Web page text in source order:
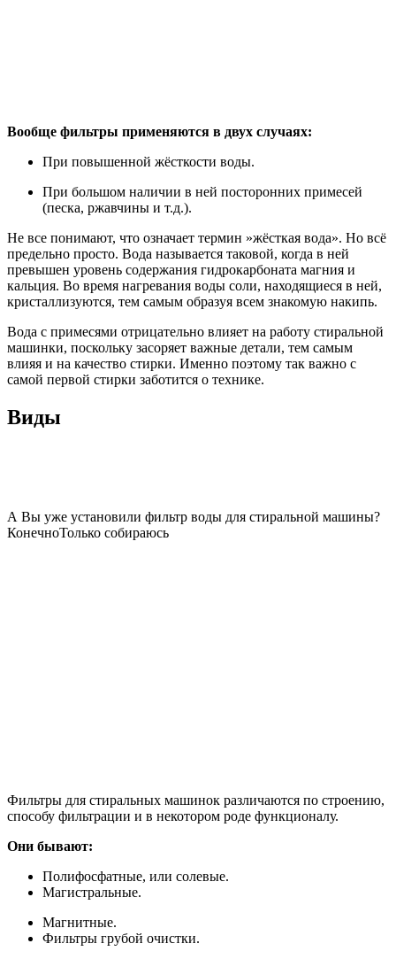
Вообще фильтры применяются в двух случаях:
При повышенной жёсткости воды.
При большом наличии в ней посторонних примесей
(песка, ржавчины и т.д.).
Не все понимают, что означает термин »жёсткая вода». Но всё
предельно просто. Вода называется таковой, когда в ней
превышен уровень содержания гидрокарбоната магния и
кальция. Во время нагревания воды соли, находящиеся в ней,
кристаллизуются, тем самым образуя всем знакомую накипь.
Вода с примесями отрицательно влияет на работу стиральной
машинки, поскольку засоряет важные детали, тем самым
влияя и на качество стирки. Именно поэтому так важно с
самой первой стирки заботится о технике.
Виды
А Вы уже установили фильтр воды для стиральной машины?
КонечноТолько собираюсь
Фильтры для стиральных машинок различаются по строению,
способу фильтрации и в некотором роде функционалу.
Они бывают:
Полифосфатные, или солевые.
Магистральные.
Магнитные.
Фильтры грубой очистки.